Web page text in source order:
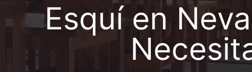
Esquí en